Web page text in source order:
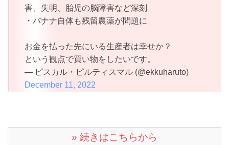
害、失明、胎児の脳障害など深刻
・バナナ自体も残留農薬が問題に
お金を払った先にいる生産者は幸せか？
という観点で買い物をしたいです。
— ピスカル・ピルティスマル (@ekkuharuto)
December 11, 2022
» 続きはこちらから